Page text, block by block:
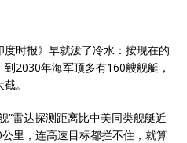
时报》早就泼了冷水：按现在的
2030年海军顶多有160艘舰艇，
。
”雷达探测距离比中美同类舰艇近
里，连高速目标都拦不住，就算